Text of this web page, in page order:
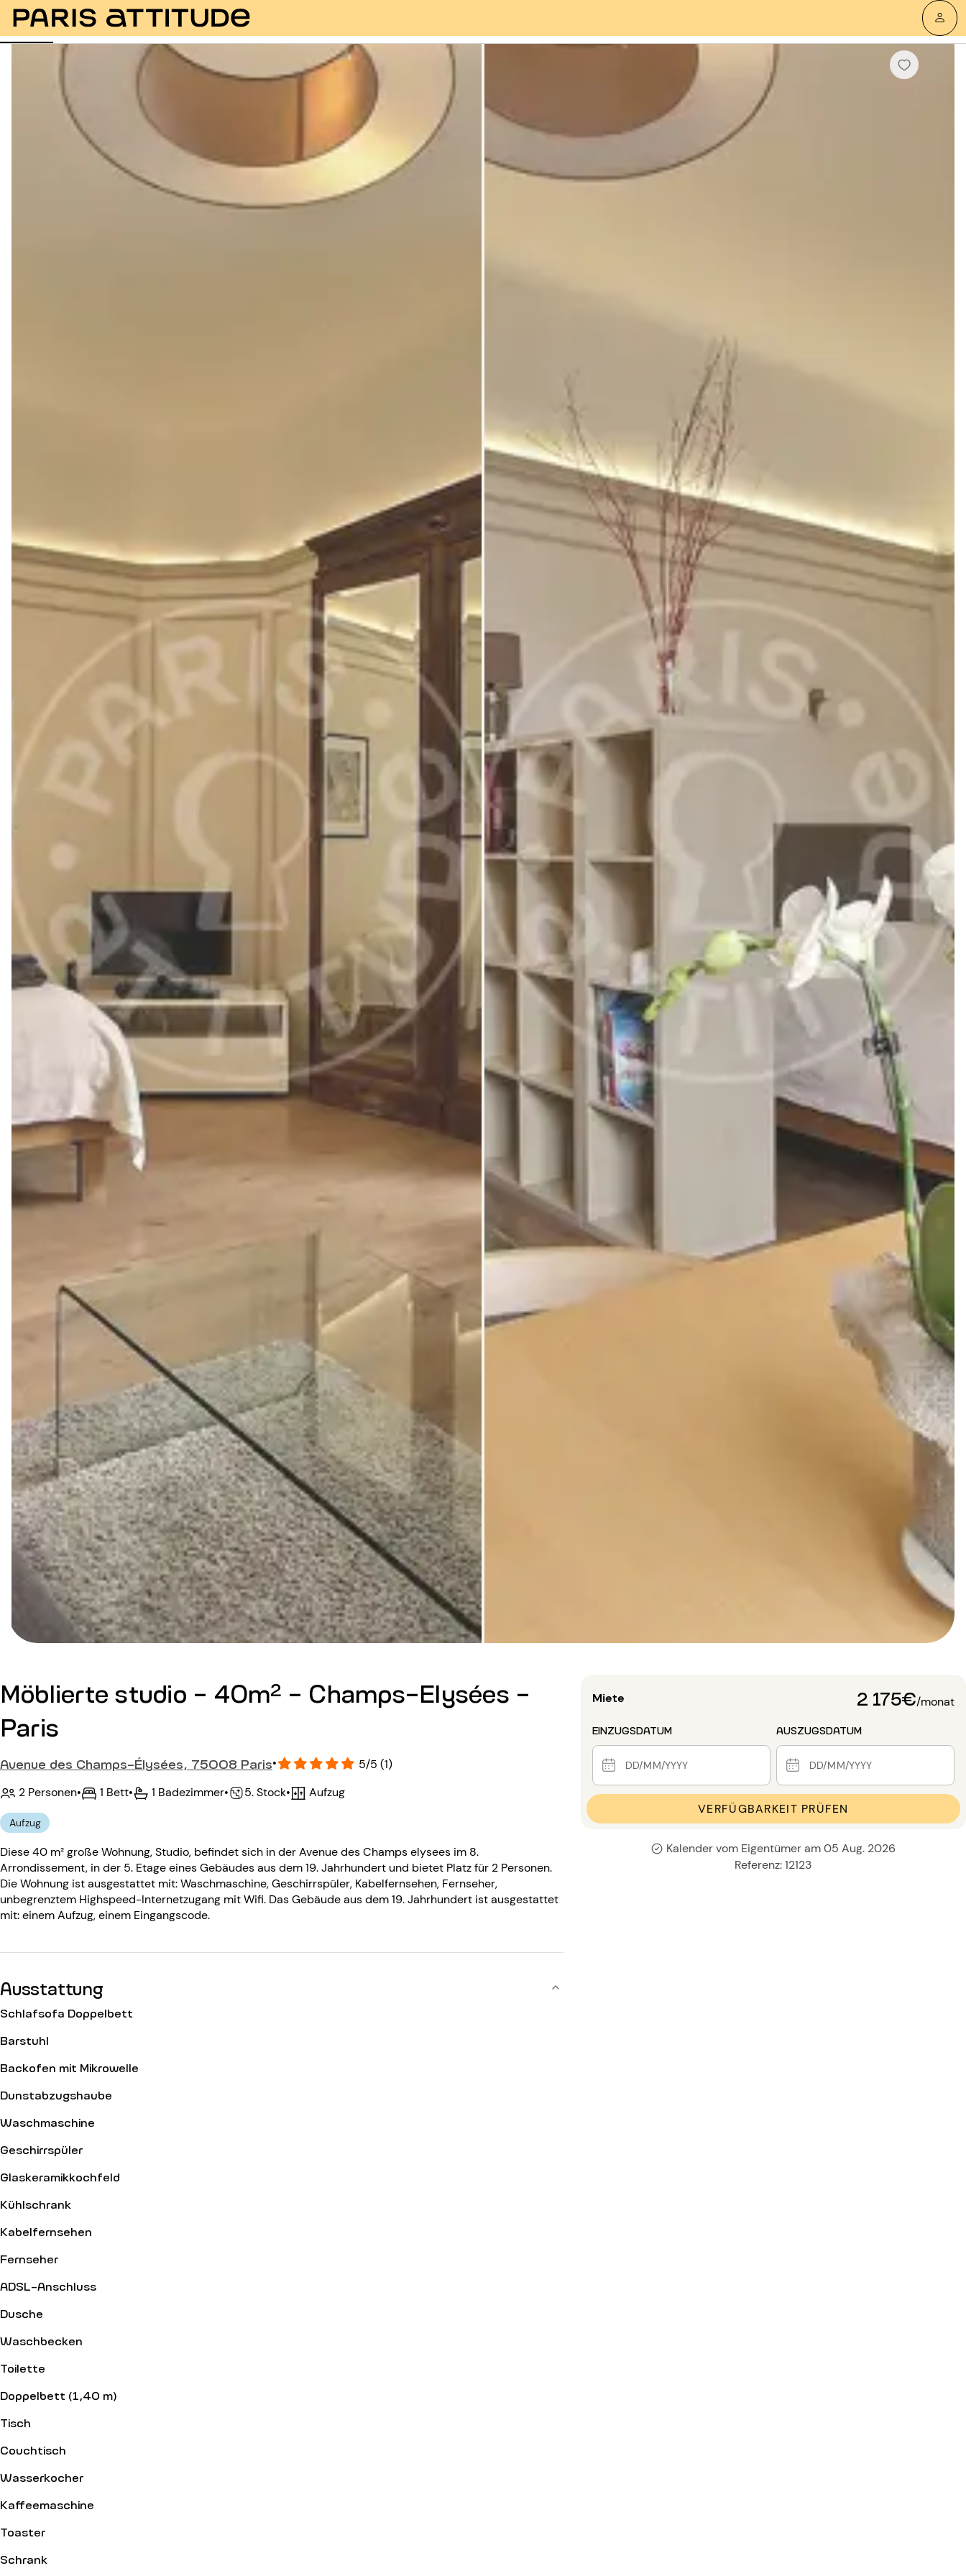
Fotos Beschreibung Ausstattung Zimmer
Möblierte studio - 40m² - Champs-Elysées -
Paris
Avenue des Champs-Élysées, 75008 Paris•
5/5 (1)
2 Personen• 1 Bett• 1 Badezimmer• 5. Stock• Aufzug
Aufzug
Diese 40 m² große Wohnung, Studio, befindet sich in der Avenue des Champs elysees im 8.
Arrondissement, in der 5. Etage eines Gebäudes aus dem 19. Jahrhundert und bietet Platz für 2 Personen.
Die Wohnung ist ausgestattet mit: Waschmaschine, Geschirrspüler, Kabelfernsehen, Fernseher,
unbegrenztem Highspeed-Internetzugang mit Wifi. Das Gebäude aus dem 19. Jahrhundert ist ausgestattet
mit: einem Aufzug, einem Eingangscode.
Ausstattung
Schlafsofa Doppelbett
Barstuhl
Backofen mit Mikrowelle
Dunstabzugshaube
Waschmaschine
Geschirrspüler
Glaskeramikkochfeld
Kühlschrank
Kabelfernsehen
Fernseher
ADSL-Anschluss
Dusche
Waschbecken
Toilette
Doppelbett (1,40 m)
Tisch
Couchtisch
Wasserkocher
Kaffeemaschine
Toaster
Schrank
Miete 2 175€/monat
EINZUGSDATUM AUSZUGSDATUM
VERFÜGBARKEIT PRÜFEN
Kalender vom Eigentümer am 05 Aug. 2026
Referenz: 12123